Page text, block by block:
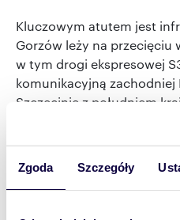
Zgoda Szczegóły
Kluczowym atutem jest
Gorzów leży na
w tym drogi ekspresowej
komunikacyjną zachodniej
Szczecinie z południem
jest największym w
rzeczy, a modernizacja
tylko kwestią czasu i
rzeczny na